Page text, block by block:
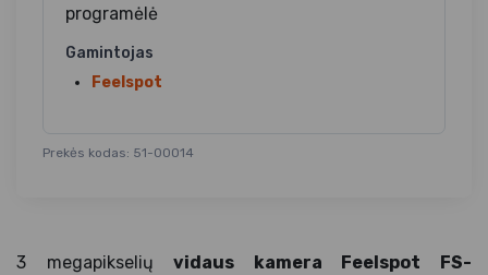
programėlė
Gamintojas
Feelspot
Prekės kodas: 51-00014
3 megapikseliųvidaus kamera Feelspot FS-